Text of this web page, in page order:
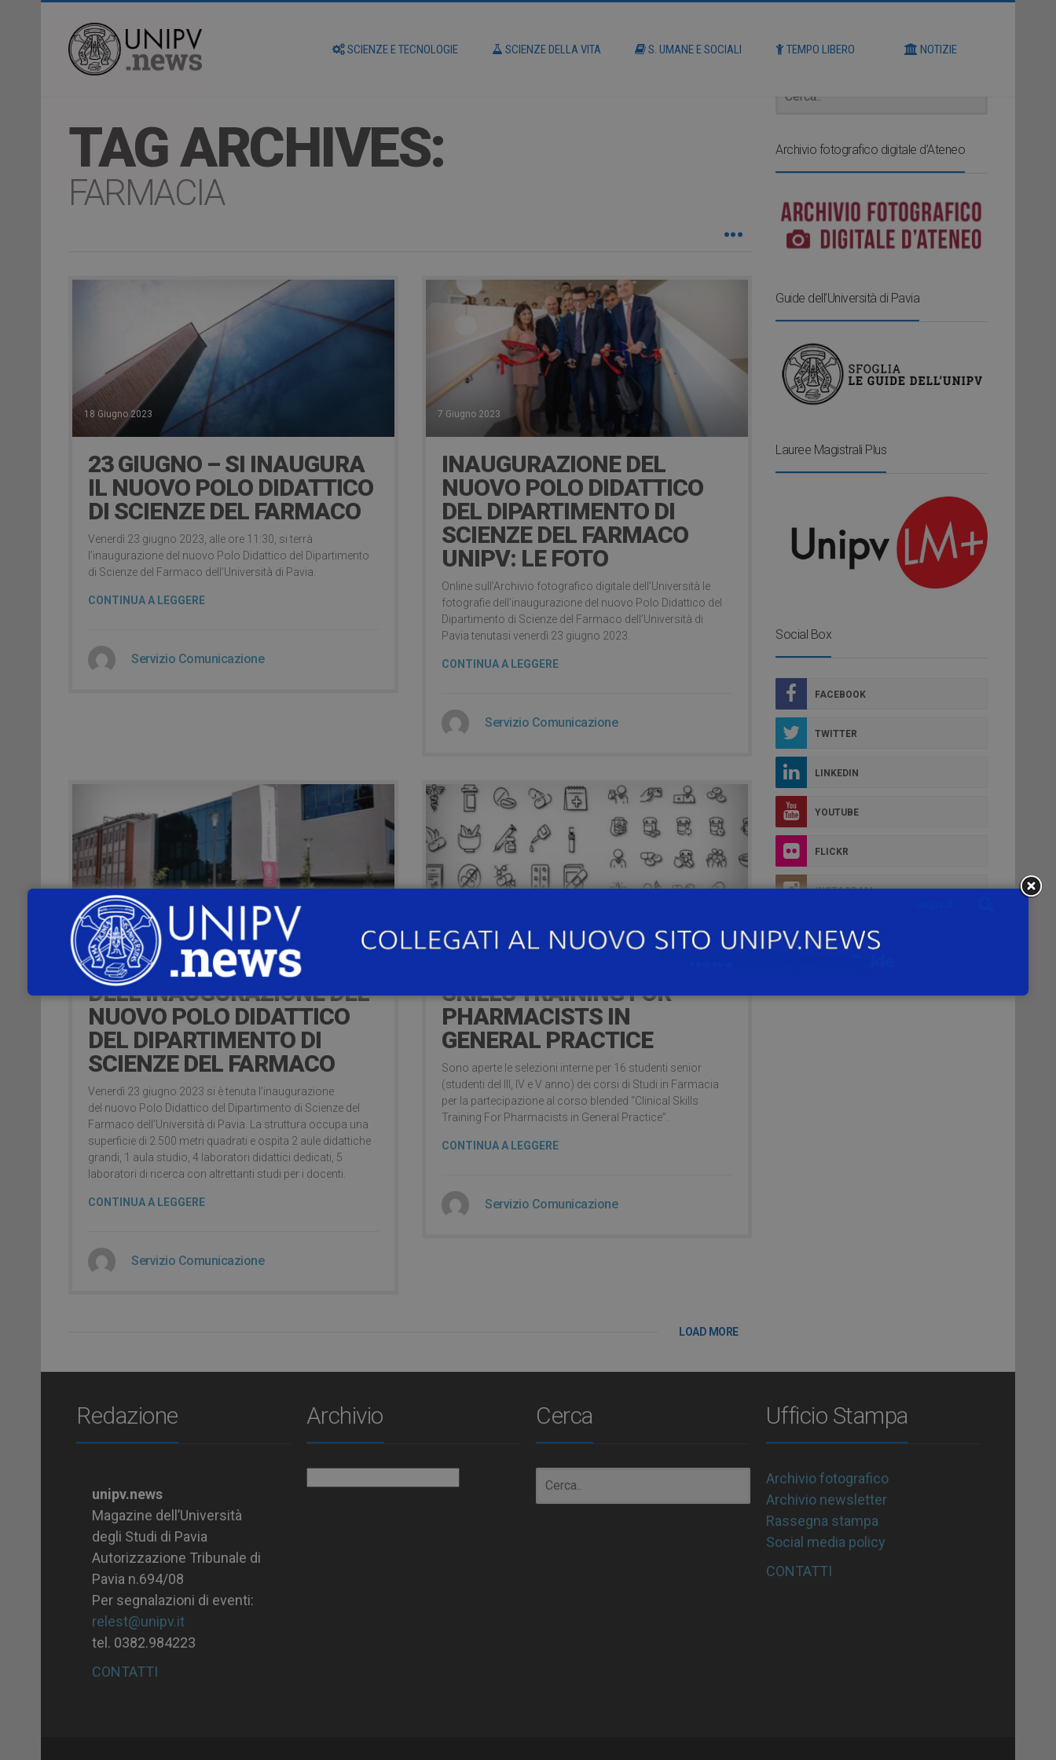
SCIENZE E TECNOLOGIE SCIENZE DELLA VITA S. UMANE E SOCIALI TEMPO LIBERO NOTIZIE
TAG ARCHIVES:
FARMACIA
18 Giugno 2023
23 GIUGNO – SI INAUGURA
IL NUOVO POLO DIDATTICO
DI SCIENZE DEL FARMACO
Venerdì 23 giugno 2023, alle ore 11:30, si terrà
l’inaugurazione del nuovo Polo Didattico del Dipartimento
di Scienze del Farmaco dell’Università di Pavia.
CONTINUA A LEGGERE
Servizio Comunicazione
7 Giugno 2023
INAUGURAZIONE DEL
NUOVO POLO DIDATTICO
DEL DIPARTIMENTO DI
SCIENZE DEL FARMACO
UNIPV: LE FOTO
Online sull’Archivio fotografico digitale dell’Università le
fotografie dell’inaugurazione del nuovo Polo Didattico del
Dipartimento di Scienze del Farmaco dell’Università di
Pavia tenutasi venerdì 23 giugno 2023.
CONTINUA A LEGGERE
Servizio Comunicazione
7 Giugno 2023
ONLINE IL VIDEO
DELL’INAUGURAZIONE DEL
NUOVO POLO DIDATTICO
DEL DIPARTIMENTO DI
SCIENZE DEL FARMACO
Venerdì 23 giugno 2023 si è tenuta l’inaugurazione
del nuovo Polo Didattico del Dipartimento di Scienze del
Farmaco dell’Università di Pavia. La struttura occupa una
superficie di 2.500 metri quadrati e ospita 2 aule didattiche
grandi, 1 aula studio, 4 laboratori didattici dedicati, 5
laboratori di ricerca con altrettanti studi per i docenti.
CONTINUA A LEGGERE
Servizio Comunicazione
SKILLS TRAINING FOR
PHARMACISTS IN
GENERAL PRACTICE
Sono aperte le selezioni interne per 16 studenti senior
(studenti del III, IV e V anno) dei corsi di Studi in Farmacia
per la partecipazione al corso blended “Clinical Skills
Training For Pharmacists in General Practice”.
CONTINUA A LEGGERE
Servizio Comunicazione
LOAD MORE
Archivio fotografico digitale d’Ateneo
Guide dell’Università di Pavia
Lauree Magistrali Plus
Social Box
FACEBOOK
TWITTER
LINKEDIN
YOUTUBE
FLICKR
INSTAGRAM
Redazione
unipv.news
Magazine dell’Università
degli Studi di Pavia
Autorizzazione Tribunale di
Pavia n.694/08
Per segnalazioni di eventi:
relest@unipv.it
tel. 0382.984223
CONTATTI
Archivio Cerca Ufficio Stampa
Archivio fotografico
Archivio newsletter
Rassegna stampa
Social media policy
CONTATTI